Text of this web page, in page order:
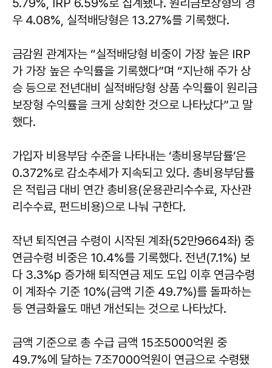
우 4.08%, 실적배당형은 13.27%를 기록했다.
금감원 관계자는 “실적배당형 비중이 가장 높은 IRP
가 가장 높은 수익률을 기록했다”며 “지난해 주가 상
승 등으로 전년대비 실적배당형 상품 수익률이 원리금
보장형 수익률을 크게 상회한 것으로 나타났다”고 말
했다.
가입자 비용부담 수준을 나타내는 ‘총비용부담률’은
0.372%로 감소추세가 지속되고 있다. 총비용부담률
은 적립금 대비 연간 총비용(운용관리수수료, 자산관
리수수료, 펀드비용)으로 나눠 구한다.
작년 퇴직연금 수령이 시작된 계좌(52만9664좌) 중
연금수령 비중은 10.4%를 기록했다. 전년(7.1%) 보
다 3.3%p 증가해 퇴직연금 제도 도입 이후 연금수령
이 계좌수 기준 10%(금액 기준 49.7%)를 돌파하는
등 연금화율도 매년 개선되는 것으로 나타났다.
금액 기준으로 총 수급 금액 15조5000억원 중
49.7%에 달하는 7조7000억원이 연금으로 수령됐